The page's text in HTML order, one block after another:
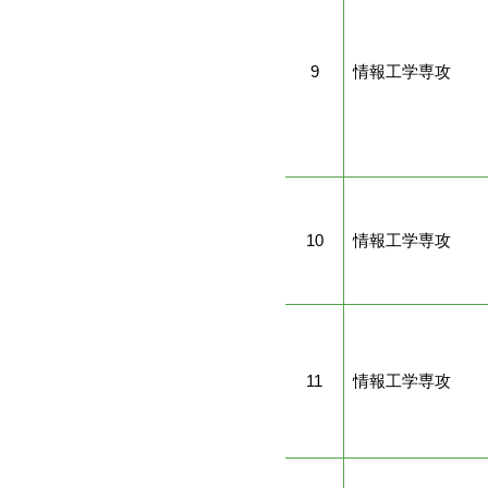
9 情報工学専攻
10 情報工学専攻
11 情報工学専攻